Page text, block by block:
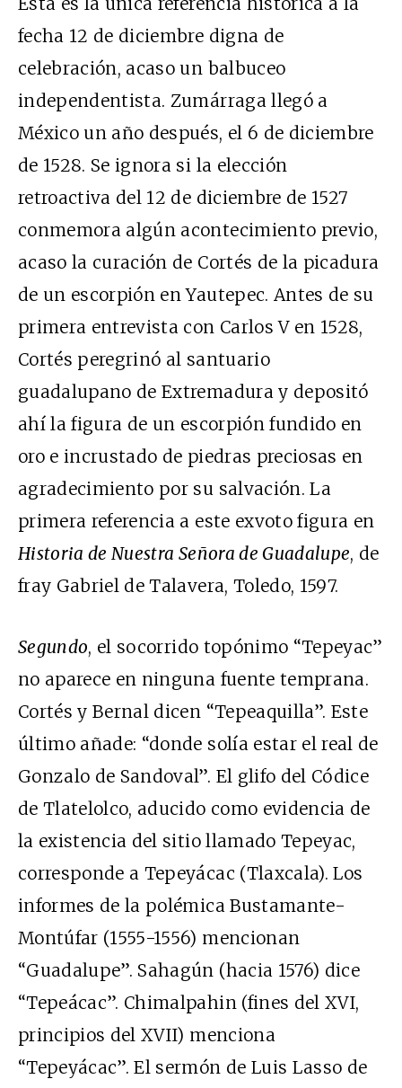
fecha 12 de diciembre digna de
celebración, acaso un balbuceo
independentista. Zumárraga llegó a
México un año después, el 6 de diciembre
de 1528. Se ignora si la elección
retroactiva del 12 de diciembre de 1527
conmemora algún acontecimiento previo,
acaso la curación de Cortés de la picadura
de un escorpión en Yautepec. Antes de su
primera entrevista con Carlos V en 1528,
Cortés peregrinó al santuario
guadalupano de Extremadura y depositó
ahí la figura de un escorpión fundido en
oro e incrustado de piedras preciosas en
agradecimiento por su salvación. La
primera referencia a este exvoto figura en
Historia de Nuestra Señora de Guadalupe, de
fray Gabriel de Talavera, Toledo, 1597.
Segundo, el socorrido topónimo “Tepeyac”
no aparece en ninguna fuente temprana.
Cortés y Bernal dicen “Tepeaquilla”. Este
último añade: “donde solía estar el real de
Gonzalo de Sandoval”. El glifo del Códice
de Tlatelolco, aducido como evidencia de
la existencia del sitio llamado Tepeyac,
corresponde a Tepeyácac (Tlaxcala). Los
informes de la polémica Bustamante-
Montúfar (1555-1556) mencionan
“Guadalupe”. Sahagún (hacia 1576) dice
“Tepeácac”. Chimalpahin (fines del XVI,
principios del XVII) menciona
“Tepeyácac”. El sermón de Luis Lasso de